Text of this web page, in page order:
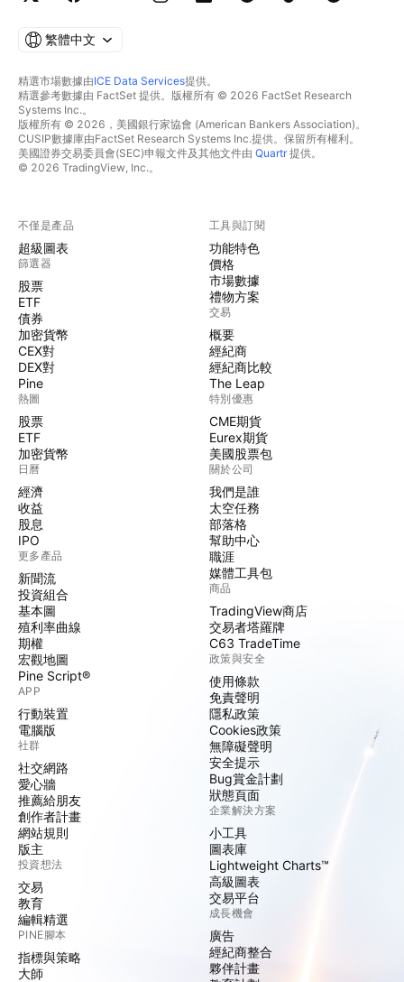
繁體中文
精選市場數據由ICE Data Services提供。
精選參考數據由 FactSet 提供。版權所有 © 2026 FactSet Research
Systems Inc.。
版權所有 © 2026，美國銀行家協會 (American Bankers Association)。
CUSIP數據庫由FactSet Research Systems Inc.提供。保留所有權利。
美國證券交易委員會(SEC)申報文件及其他文件由 Quartr提供。
© 2026 TradingView, Inc.。
不僅是產品
超級圖表
篩選器
股票
ETF
債券
加密貨幣
CEX對
DEX對
Pine
熱圖
股票
ETF
加密貨幣
日曆
經濟
收益
股息
IPO
更多產品
新聞流
投資組合
基本圖
殖利率曲線
期權
宏觀地圖
Pine Script®
APP
行動裝置
電腦版
社群
社交網路
愛心牆
推薦給朋友
創作者計畫
網站規則
版主
投資想法
交易
教育
編輯精選
PINE腳本
指標與策略
大師
工具與訂閱
功能特色
價格
市場數據
禮物方案
交易
概要
經紀商
經紀商比較
The Leap
特別優惠
CME期貨
Eurex期貨
美國股票包
關於公司
我們是誰
太空任務
部落格
幫助中心
職涯
媒體工具包
商品
TradingView商店
交易者塔羅牌
C63 TradeTime
政策與安全
使用條款
免責聲明
隱私政策
Cookies政策
無障礙聲明
安全提示
Bug賞金計劃
狀態頁面
企業解決方案
小工具
圖表庫
Lightweight Charts™
高級圖表
交易平台
成長機會
廣告
經紀商整合
夥伴計畫